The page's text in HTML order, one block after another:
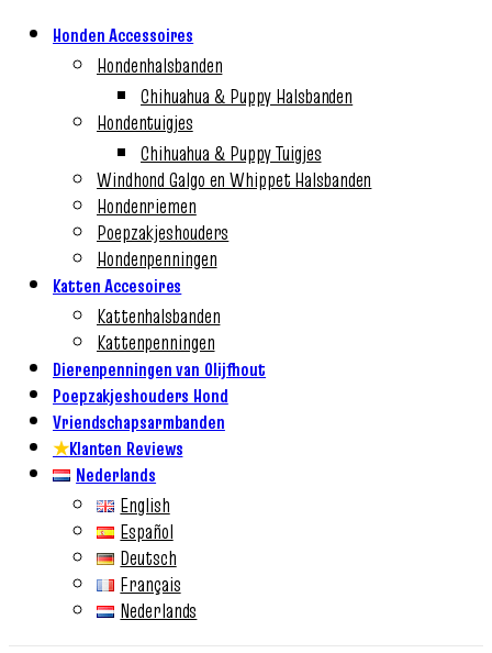
Honden Accessoires
Hondenhalsbanden
Chihuahua & Puppy Halsbanden
Hondentuigjes
Chihuahua & Puppy Tuigjes
Windhond Galgo en Whippet Halsbanden
Hondenriemen
Poepzakjeshouders
Hondenpenningen
Katten Accesoires
Kattenhalsbanden
Kattenpenningen
Dierenpenningen van Olijfhout
Poepzakjeshouders Hond
Vriendschapsarmbanden
★Klanten Reviews
Nederlands
English
Español
Deutsch
Français
Nederlands